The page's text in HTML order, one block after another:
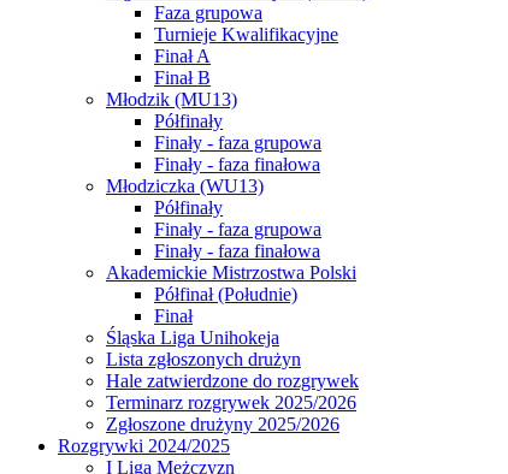
Faza grupowa
Turnieje Kwalifikacyjne
Finał A
Finał B
Młodzik (MU13)
Półfinały
Finały - faza grupowa
Finały - faza finałowa
Młodziczka (WU13)
Półfinały
Finały - faza grupowa
Finały - faza finałowa
Akademickie Mistrzostwa Polski
Półfinał (Południe)
Finał
Śląska Liga Unihokeja
Lista zgłoszonych drużyn
Hale zatwierdzone do rozgrywek
Terminarz rozgrywek 2025/2026
Zgłoszone drużyny 2025/2026
Rozgrywki 2024/2025
I Liga Mężczyzn